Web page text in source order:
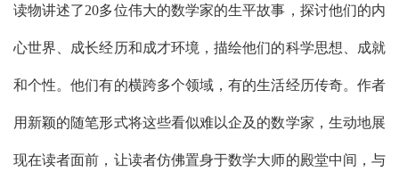
读物讲述了20多位伟大的数学家的生平故事，探讨他们的内
心世界、成长经历和成才环境，描绘他们的科学思想、成就
和个性。他们有的横跨多个领域，有的生活经历传奇。作者
用新颖的随笔形式将这些看似难以企及的数学家，生动地展
现在读者面前，让读者仿佛置身于数学大师的殿堂中间，与